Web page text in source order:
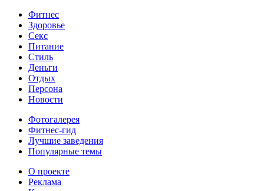
Фитнес
Здоровье
Секс
Питание
Стиль
Деньги
Отдых
Персона
Новости
Фотогалерея
Фитнес-гид
Лучшие заведения
Популярные темы
О проекте
Реклама